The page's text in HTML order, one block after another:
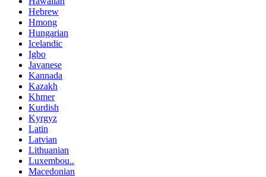
Hebrew
Hmong
Hungarian
Icelandic
Igbo
Javanese
Kannada
Kazakh
Khmer
Kurdish
Kyrgyz
Latin
Latvian
Lithuanian
Luxembou..
Macedonian